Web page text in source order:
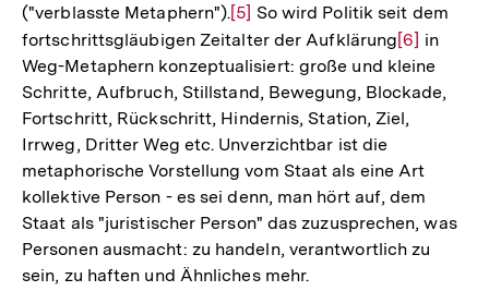
("verblasste Metaphern").Zur
Auflösung
der
Fußnote
[5] So wird Politik seit dem
fortschrittsgläubigen Zeitalter der AufklärungZur
Auflösung
der
Fußnote
[6] in
Weg-Metaphern konzeptualisiert: große und kleine
Schritte, Aufbruch, Stillstand, Bewegung, Blockade,
Fortschritt, Rückschritt, Hindernis, Station, Ziel,
Irrweg, Dritter Weg etc. Unverzichtbar ist die
metaphorische Vorstellung vom Staat als eine Art
kollektive Person - es sei denn, man hört auf, dem
Staat als "juristischer Person" das zuzusprechen, was
Personen ausmacht: zu handeln, verantwortlich zu
sein, zu haften und Ähnliches mehr.